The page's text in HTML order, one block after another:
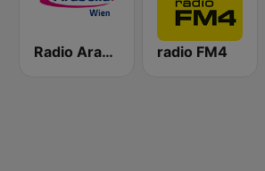
Radio Arabella radio FM4